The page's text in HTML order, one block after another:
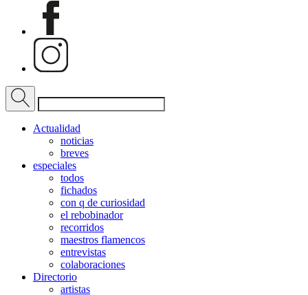
Actualidad
noticias
breves
especiales
todos
fichados
con q de curiosidad
el rebobinador
recorridos
maestros flamencos
entrevistas
colaboraciones
Directorio
artistas